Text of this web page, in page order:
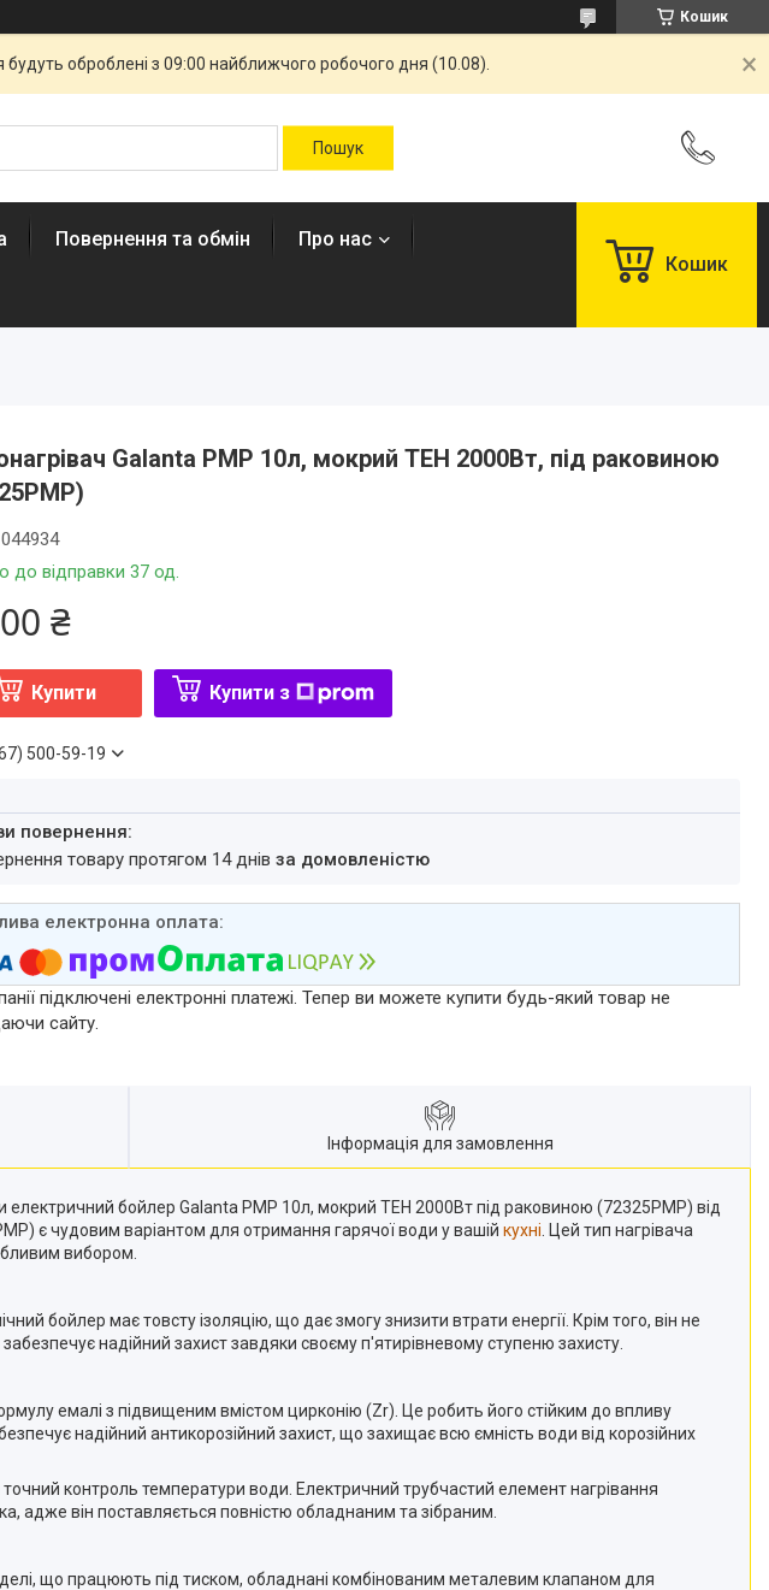
Кошик
оброблені з 09:00 найближчого робочого дня (10.08).
Повернення та обмін Про нас
Кошик
Galanta PMP 10л, мокрий ТЕН 2000Вт, під раковиною
до відправки 37 од.
₴
Купити Купити з
500-59-19
товару протягом 14 днів за домовленістю
підключені електронні платежі. Тепер ви можете купити будь-який товар не
сайту.
Інформація для замовлення
електричний бойлер Galanta PMP 10л, мокрий ТЕН 2000Вт під раковиною (72325PMP) від
є чудовим варіантом для отримання гарячої води у вашій кухні . Цей тип нагрівача
вибором.
бойлер має товсту ізоляцію, що дає змогу знизити втрати енергії. Крім того, він не
надійний захист завдяки своєму п'ятирівневому ступеню захисту.
емалі з підвищеним вмістом цирконію (Zr). Це робить його стійким до впливу
надійний антикорозійний захист, що захищає всю ємність води від корозійних
контроль температури води. Електричний трубчастий елемент нагрівання
адже він поставляється повністю обладнаним та зібраним.
що працюють під тиском, обладнані комбінованим металевим клапаном для